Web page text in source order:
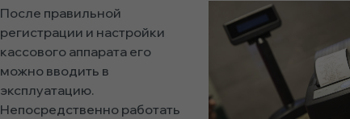
После правильной
регистрации и настройки
кассового аппарата его
можно вводить в
эксплуатацию.
Непосредственно работать